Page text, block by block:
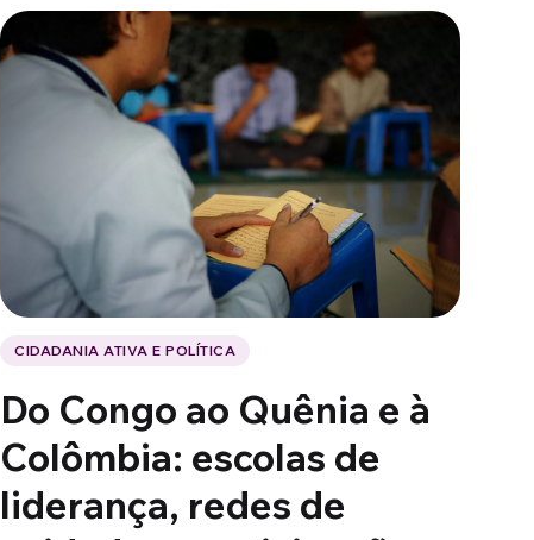
CIDADANIA ATIVA E POLÍTICA
Do Congo ao Quênia e à
Colômbia: escolas de
liderança, redes de